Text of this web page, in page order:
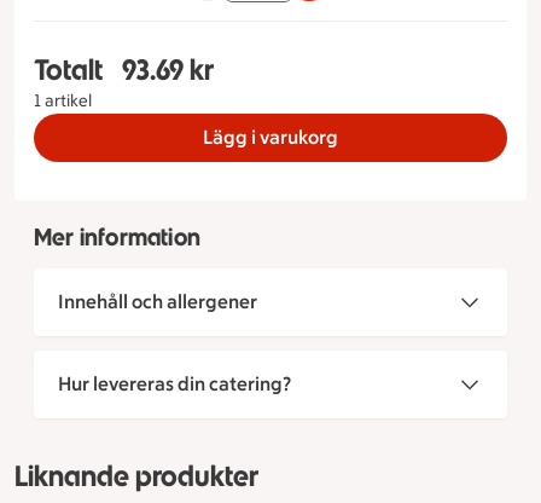
Totalt
1 artikel
Totalt 1 stycken Laxsmörgåstårta Måltidstyp
93.69 kr
Lägg i varukorg
Mer information
Innehåll och allergener
Hur levereras din catering?
Liknande produkter